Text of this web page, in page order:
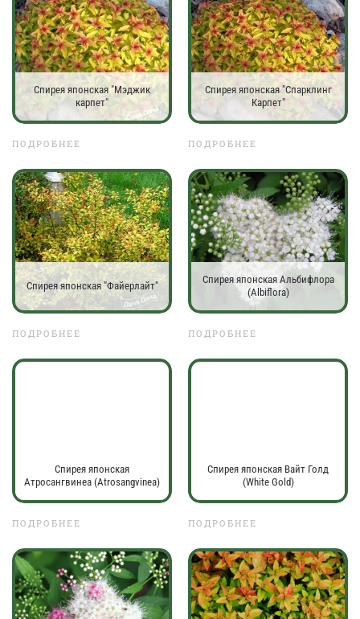
Спирея японская "Мэджик
карпет"
ПОДРОБНЕЕ
Спирея японская "Спарклинг
Карпет"
ПОДРОБНЕЕ
Спирея японская "Файерлайт"
ПОДРОБНЕЕ
Спирея японская Альбифлора
(Albiflora)
ПОДРОБНЕЕ
Спирея японская
Атросангвинеа (Atrosangvinea)
ПОДРОБНЕЕ
Спирея японская Вайт Голд
(White Gold)
ПОДРОБНЕЕ